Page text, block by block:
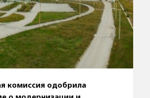
комиссия одобрила